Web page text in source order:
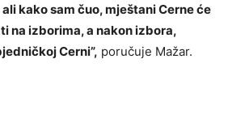
kako sam čuo, mještani Cerne će
na izborima, a nakon izbora,
Cerni”, poručuje Mažar.